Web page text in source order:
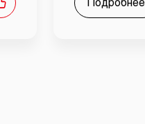
Подробнее